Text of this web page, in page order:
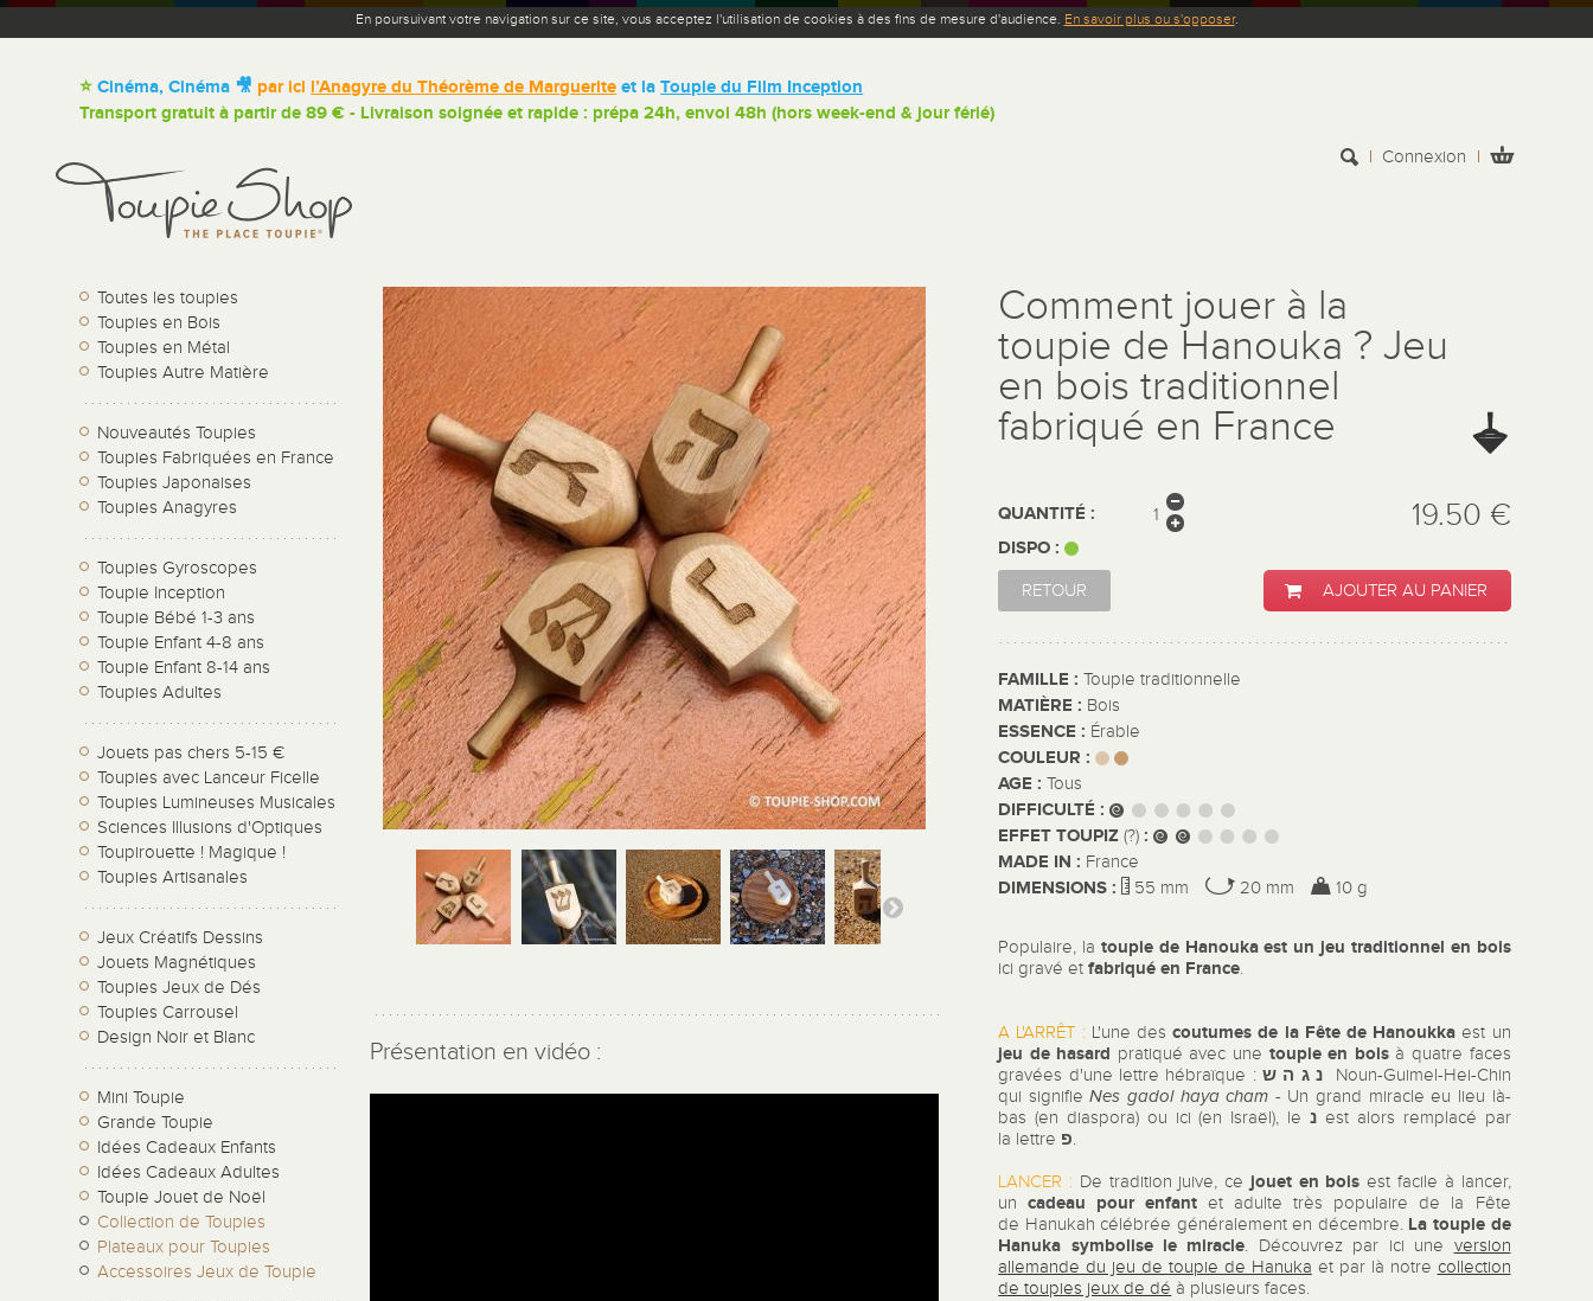
En poursuivant votre navigation sur ce site, vous acceptez l'utilisation de cookies à des fins de mesure d'audience. En savoir plus ou s'opposer.
⭐Cinéma, Cinéma 🎥 par ici l’Anagyre du Théorème de Marguerite et laToupie du Film Inception
Transport gratuit à partir de 89 € - Livraison soignée et rapide : prépa 24h, envoi 48h (hors week-end & jour férié)
Connexion
Toutes les toupies
Toupies en Bois
Toupies en Métal
Toupies Autre Matière
Nouveautés Toupies
Toupies Fabriquées en France
Toupies Japonaises
Toupies Anagyres
Toupies Gyroscopes
Toupie Inception
Toupie Bébé 1-3 ans
Toupie Enfant 4-8 ans
Toupie Enfant 8-14 ans
Toupies Adultes
Jouets pas chers 5-15 €
Toupies avec Lanceur Ficelle
Toupies Lumineuses Musicales
Sciences Illusions d'Optiques
Toupirouette ! Magique !
Toupies Artisanales
Jeux Créatifs Dessins
Jouets Magnétiques
Toupies Jeux de Dés
Toupies Carrousel
Design Noir et Blanc
Mini Toupie
Grande Toupie
Idées Cadeaux Enfants
Idées Cadeaux Adultes
Toupie Jouet de Noël
Collection de Toupies
Plateaux pour Toupies
Accessoires Jeux de Toupie
Présentation en vidéo :
Comment jouer à la
toupie de Hanouka ? Jeu
en bois traditionnel
fabriqué en France
QUANTITÉ :
DISPO :
19.50 €
RETOUR AJOUTER AU PANIER
FAMILLE :Toupie traditionnelle
MATIÈRE : Bois
ESSENCE : Érable
COULEUR :
AGE :Tous
DIFFICULTÉ :
EFFET TOUPIZ(?) :
MADE IN : France
DIMENSIONS : 55 mm 20 mm 10 g
Populaire, la toupie de Hanoukaest un jeu traditionnel en bois
ici gravé etfabriqué en France.
A L'ARRÊT : L'une descoutumes de la Fête de Hanoukka est un
jeu de hasard pratiqué avec une toupie en boisà quatre faces
gravées d'une lettre hébraïque : נ ג ה שNoun-Guimel-Hei-Chin
qui signifieNes gadol haya cham - Un grand miracle eu lieu là-
bas (en diaspora) ou ici (en Israël), leנ est alors remplacé par
la lettre פ.
LANCER :De tradition juive, ce jouet en bois est facile à lancer,
uncadeau pour enfant et adulte très populaire de la Fête
de Hanukah célébrée généralement en décembre. La toupie de
Hanuka symbolise le miracle. Découvrez par ici une version
allemande du jeu de toupie de Hanuka et par là notre collection
de toupies jeux de dé à plusieurs faces.